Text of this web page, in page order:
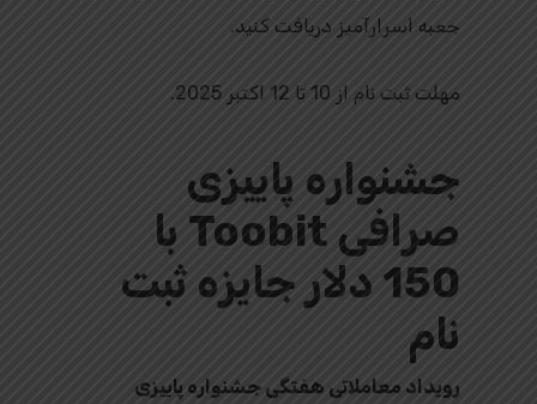
جعبه اسرارآمیز دریافت کنید.
مهلت ثبت‌ نام از 10 تا 12 اکتبر 2025.
جشنواره پاییزی
صرافی Toobit با
150 دلار جایزه ثبت
نام
رویداد معاملاتی هفتگی جشنواره پاییزی